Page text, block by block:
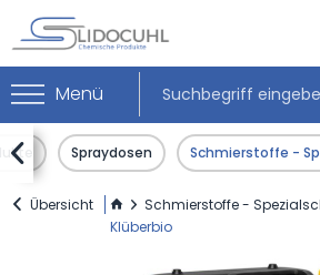
Menü
Spraydosen Schmierstoffe -

Übersicht Schmierstoffe -
Klüberbio